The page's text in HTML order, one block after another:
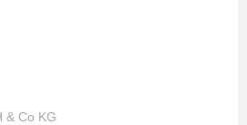
& Co KG